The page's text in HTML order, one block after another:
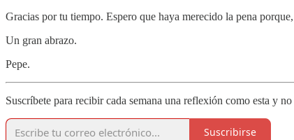
Gracias por tu tiempo. Espero que haya merecido la pena
Un gran abrazo.
Pepe.
Suscríbete para recibir cada semana una reflexión como esta y
Suscribirse